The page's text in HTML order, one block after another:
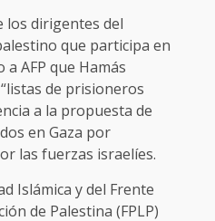
los dirigentes del
que participa en
AFP que Hamás
de prisioneros
a la propuesta de
en Gaza por
las fuerzas israelíes.
Islámica y del Frente
de Palestina (FPLP)